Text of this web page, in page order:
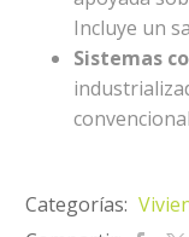
Incluye un
Sistemas
Categorías: